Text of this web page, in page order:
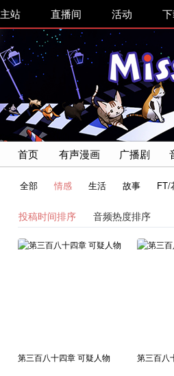
主站 直播间 活动
首页 有声漫画 广播剧
全部 情感 生活 故事 FT/
投稿时间排序 音频热度排序
第三百八十四章 可疑人物 第三百八